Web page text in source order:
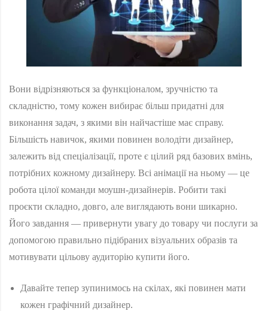
Вони відрізняються за функціоналом, зручністю та
складністю, тому кожен вибирає більш придатні для
виконання задач, з якими він найчастіше має справу.
Більшість навичок, якими повинен володіти дизайнер,
залежить від спеціалізації, проте є цілий ряд базових вмінь,
потрібних кожному дизайнеру. Всі анімації на ньому — це
робота цілої команди моушн-дизайнерів. Робити такі
проєкти складно, довго, але виглядають вони шикарно.
Його завдання — привернути увагу до товару чи послуги за
допомогою правильно підібраних візуальних образів та
мотивувати цільову аудиторію купити його.
Давайте тепер зупинимось на скілах, які повинен мати
кожен графічний дизайнер.